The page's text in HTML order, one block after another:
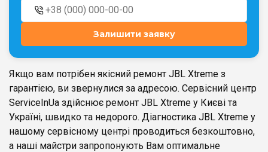
Оболонь
м. Київ, ТЦ LAKE PLAZA, вул. Героїв
полку “Азов”, 12
Дарниця
м. Київ, Комфорт Таун, вул.
Березнева, 16, корпус 3
UK
Залишити заявку
Якщо вам потрібен якісний ремонт JBL Xtreme з
гарантією, ви звернулися за адресою. Сервісний центр
ServiceInUa здійснює ремонт JBL Xtreme у Києві та
Україні, швидко та недорого. Діагностика JBL Xtreme у
нашому сервісному центрі проводиться безкоштовно,
а наші майстри запропонують Вам оптимальне